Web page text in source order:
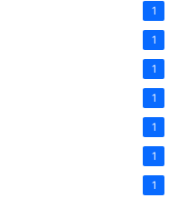
1
1
1
1
1
1
1